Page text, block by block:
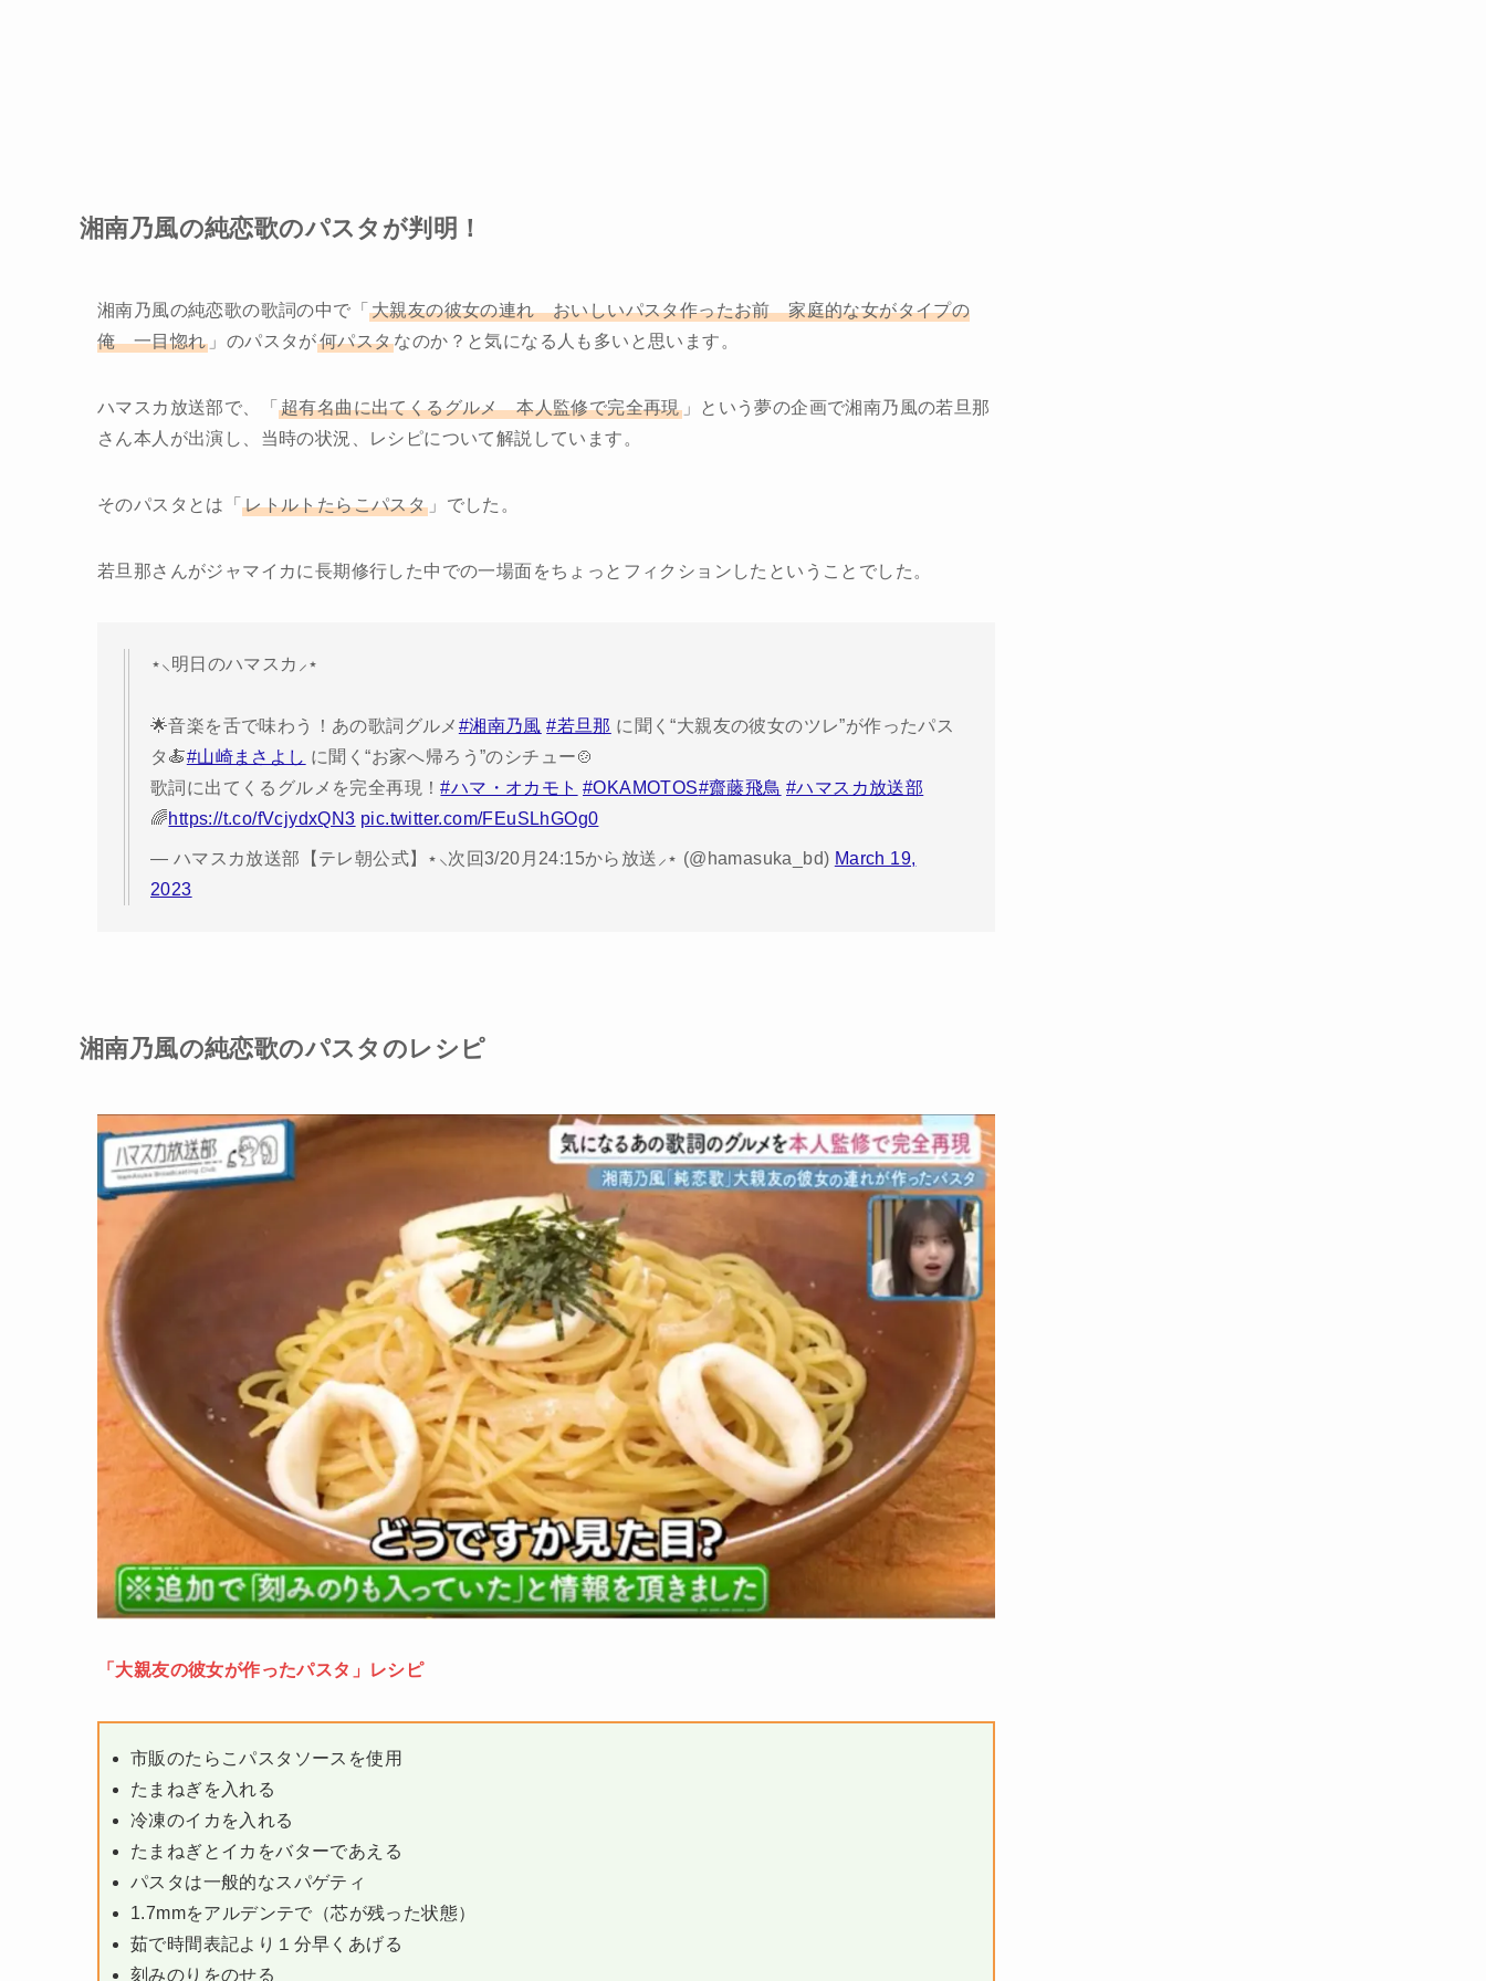
湘南乃風の純恋歌のパスタが判明！
湘南乃風の純恋歌の歌詞の中で「 大親友の彼女の連れ おいしいパスタ作ったお前 家庭的な女がタイプの
俺 一目惚れ 」のパスタが何パスタなのか？と気になる人も多いと思います。
ハマスカ放送部で、「 超有名曲に出てくるグルメ 本人監修で完全再現」という夢の企画で湘南乃風の若旦那
さん本人が出演し、当時の状況、レシピについて解説しています。
そのパスタとは「レトルトたらこパスタ 」でした。
若旦那さんがジャマイカに長期修行した中での一場面をちょっとフィクションしたということでした。
⋆⸜明日のハマスカ⸝⋆
🌟音楽を舌で味わう！あの歌詞グルメ #湘南乃風 #若旦那 に聞く“大親友の彼女のツレ”が作ったパス
タ🍝#山崎まさよし に聞く“お家へ帰ろう”のシチュー🍲
歌詞に出てくるグルメを完全再現！#ハマ・オカモト #OKAMOTOS#齋藤飛鳥 #ハマスカ放送部
🌈https://t.co/fVcjydxQN3 pic.twitter.com/FEuSLhGOg0
— ハマスカ放送部【テレ朝公式】⋆⸜次回3/20月24:15から放送⸝⋆ (@hamasuka_bd) March 19,
2023
湘南乃風の純恋歌のパスタのレシピ
「大親友の彼女が作ったパスタ」レシピ
市販のたらこパスタソースを使用
たまねぎを入れる
冷凍のイカを入れる
たまねぎとイカをバターであえる
パスタは一般的なスパゲティ
1.7mmをアルデンテで（芯が残った状態）
茹で時間表記より１分早くあげる
刻みのりをのせる